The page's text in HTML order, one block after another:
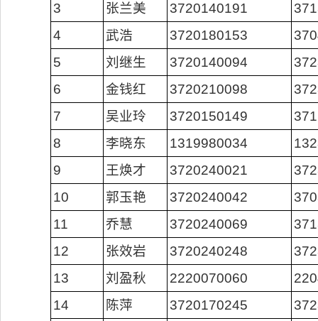
3
张兰美 3720140191
4
武浩 3720180153
5
刘继生 3720140094
6
金钱红 3720210098
7
吴业玲 3720150149
8
李晓东 1319980034
9
王焕才 3720240021
10
郭玉艳 3720240042
11
乔慧 3720240069
12
张效岩 3720240248
13
刘盈秋 2220070060
14
陈萍 3720170245